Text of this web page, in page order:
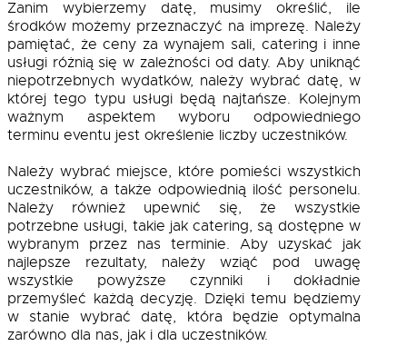
Zanim wybierzemy datę, musimy określić, ile
środków możemy przeznaczyć na imprezę. Należy
pamiętać, że ceny za wynajem sali, catering i inne
usługi różnią się w zależności od daty. Aby uniknąć
niepotrzebnych wydatków, należy wybrać datę, w
której tego typu usługi będą najtańsze. Kolejnym
ważnym aspektem wyboru odpowiedniego
terminu eventu jest określenie liczby uczestników.
Należy wybrać miejsce, które pomieści wszystkich
uczestników, a także odpowiednią ilość personelu.
Należy również upewnić się, że wszystkie
potrzebne usługi, takie jak catering, są dostępne w
wybranym przez nas terminie. Aby uzyskać jak
najlepsze rezultaty, należy wziąć pod uwagę
wszystkie powyższe czynniki i dokładnie
przemyśleć każdą decyzję. Dzięki temu będziemy
w stanie wybrać datę, która będzie optymalna
zarówno dla nas, jak i dla uczestników.